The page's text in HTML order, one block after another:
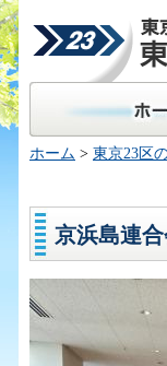
東
23
ホーム
ホーム > 東京23区
京浜島連